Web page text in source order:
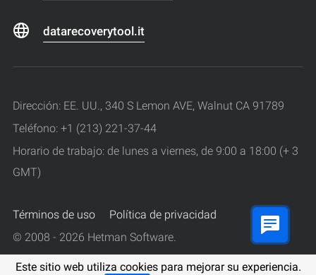
Este sitio web utiliza cookies para mejorar su experiencia.
datarecoverytool.it
Dirección: EE. UU., 340 S Lemon AVE, Walnut CA 91789
Teléfono: +1 (213) 221-37-44
Horario de trabajo: de lunes a viernes, de 9:00 a 18:00 (+ 3
GMT)
Términos de uso
Política de privacidad
© 2008 - 2026 Hetman Software.
Todos los derechos reservados.